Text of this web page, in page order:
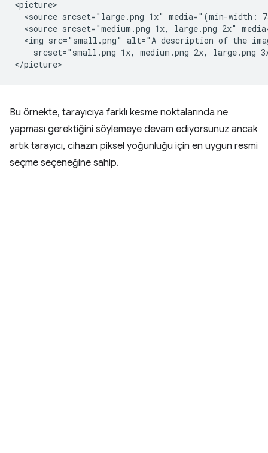
<picture>
<source srcset="large.png 1x" media="(min-width:
<source srcset="medium.png 1x, large.png 2x"
<img src="small.png" alt="A description of the
srcset="small.png 1x, medium.png 2x, large.png
Bu örnekte, tarayıcıya farklı kesme noktalarında ne
yapması gerektiğini söylemeye devam ediyorsunuz ancak
artık tarayıcı, cihazın piksel yoğunluğu için en uygun resmi
seçme seçeneğine sahip.